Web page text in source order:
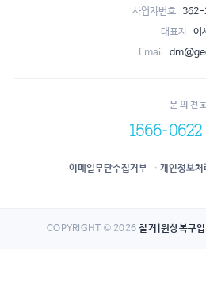
사업자번호 362-
대표자 이
Email
문의전
1566-0622
이메일무단수집거부 개인정보처
COPYRIGHT © 2026철거|원상복구업